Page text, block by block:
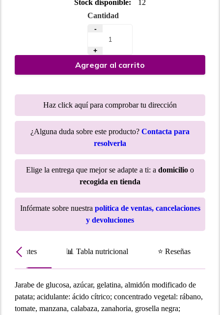
Stock disponible:
12
Cantidad
-
+
Agregar al carrito
Haz click aquí para comprobar tu dirección
¿Alguna duda sobre este producto? Contacta para
resolverla
Elige la entrega que mejor se adapte a ti: a domicilio o
recogida en tienda
Infórmate sobre nuestra política de ventas, cancelaciones
y devoluciones
📊 Tabla nutricional ⭐ Reseñas
Jarabe de glucosa, azúcar, gelatina, almidón modificado de
patata; acidulante: ácido cítrico; concentrado vegetal: rábano,
tomate, manzana, calabaza, zanahoria, grosella negra;